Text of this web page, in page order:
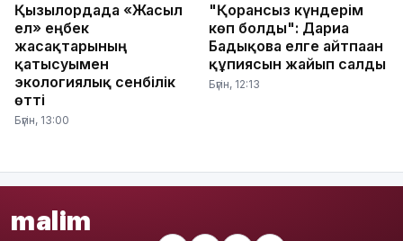
Қызылордада «Жасыл
ел» еңбек
жасақтарының
қатысуымен
экологиялық сенбілік
өтті
Бүгін, 13:00
"Қорғансыз күндерім
көп болды": Дариға
Бадықова елге айтпаған
құпиясын жайып салды
Бүгін, 12:13
malim